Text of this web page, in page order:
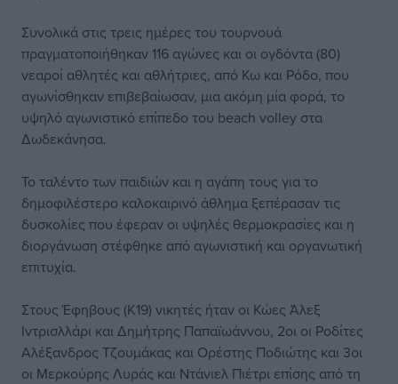
Συνολικά στις τρεις ημέρες του τουρνουά
πραγματοποιήθηκαν 116 αγώνες και οι ογδόντα (80)
νεαροί αθλητές και αθλήτριες, από Κω και Ρόδο, που
αγωνίσθηκαν επιβεβαίωσαν, μια ακόμη μία φορά, το
υψηλό αγωνιστικό επίπεδο του beach volley στα
Δωδεκάνησα.
Το ταλέντο των παιδιών και η αγάπη τους για το
δημοφιλέστερο καλοκαιρινό άθλημα ξεπέρασαν τις
δυσκολίες που έφεραν οι υψηλές θερμοκρασίες και η
διοργάνωση στέφθηκε από αγωνιστική και οργανωτική
επιτυχία.
Στους Έφηβους (Κ19) νικητές ήταν οι Κώες Άλεξ
Ιντρισλλάρι και Δημήτρης Παπαϊωάννου, 2οι οι Ροδίτες
Αλέξανδρος Τζουμάκας και Ορέστης Ποδιώτης και 3οι
οι Μερκούρης Λυράς και Ντάνιελ Πιέτρι επίσης από τη